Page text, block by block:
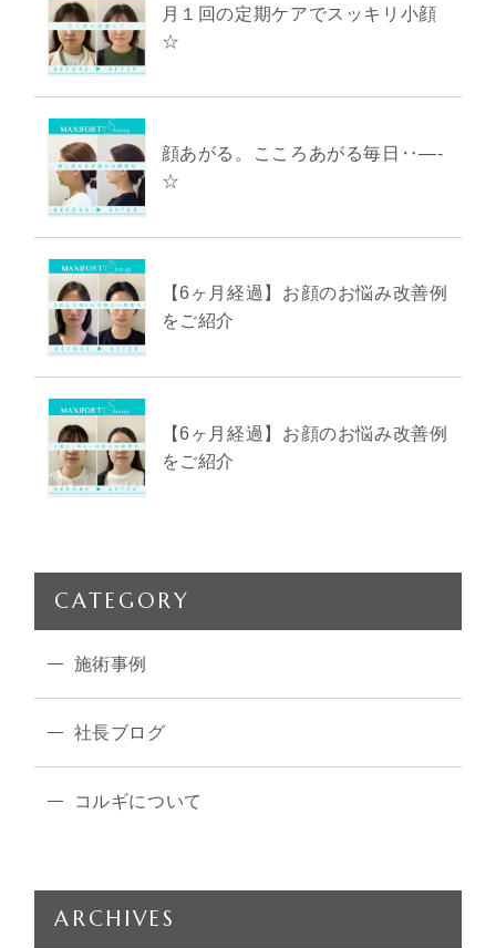
月１回の定期ケアでスッキリ小顔
☆
顔あがる。こころあがる毎日‥―-
☆
【6ヶ月経過】お顔のお悩み改善例
をご紹介
【6ヶ月経過】お顔のお悩み改善例
をご紹介
CATEGORY
施術事例
社長ブログ
コルギについて
ARCHIVES